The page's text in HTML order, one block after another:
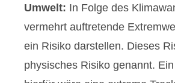
Umwelt: In Folge des
vermehrt auftretende
ein Risiko darstellen. Dieses
physisches Risiko genannt. Ein